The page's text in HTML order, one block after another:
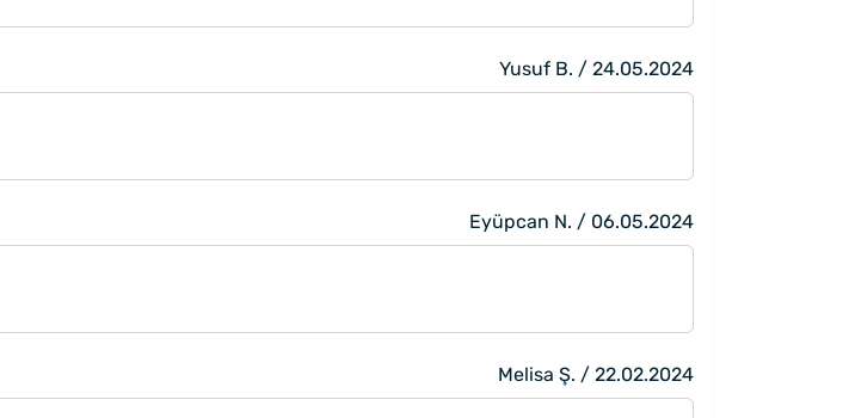
Yusuf B. / 24.05.2024
Eyüpcan N. / 06.05.2024
Melisa Ş. / 22.02.2024